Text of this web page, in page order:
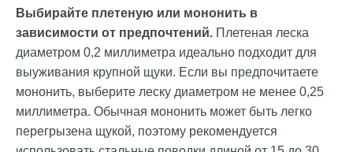
Выбирайте плетеную или мононить в
зависимости от предпочтений. Плетеная леска
диаметром 0,2 миллиметра идеально подходит для
выуживания крупной щуки. Если вы предпочитаете
мононить, выберите леску диаметром не менее 0,25
миллиметра. Обычная мононить может быть легко
перегрызена щукой, поэтому рекомендуется